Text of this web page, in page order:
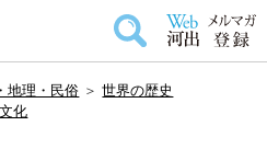
地理・民俗 ＞世界の歴史
化